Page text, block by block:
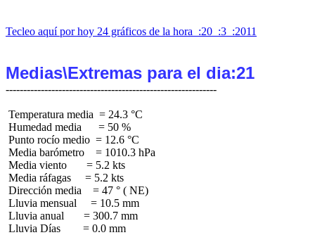
Tecleo aquí por hoy 24 gráficos de la hora  :20  :3  :2011
Medias\Extremas para el dia:21
Temperatura media  = 24.3 °C
Humedad media      = 50 %
Punto rocío medio  = 12.6 °C
Media barómetro    = 1010.3 hPa
Media viento       = 5.2 kts
Media ráfagas     = 5.2 kts
Dirección media    = 47 ° ( NE)
Lluvia mensual     = 10.5 mm
Lluvia anual       = 300.7 mm
Lluvia Días        = 0.0 mm